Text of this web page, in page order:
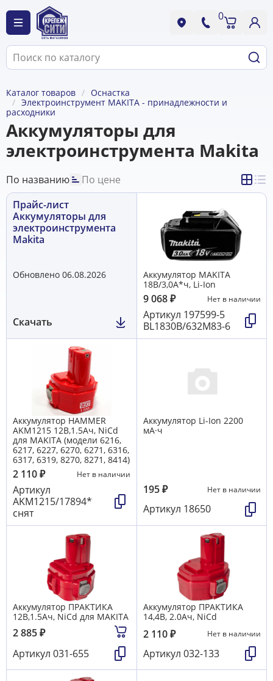
0
Каталог товаров
Оснастка
Электроинструмент MAKITA - принадлежности и
расходники
Аккумуляторы для
электроинструмента Makita
По названию
По цене
Прайс-лист
Аккумуляторы для
электроинструмента
Makita
Обновлено 06.08.2026
Скачать
Аккумулятор MAKITA
18В/3,0А*ч, Li-Ion
9 068₽ Нет в наличии
Артикул 197599-5
BL1830B/632M83-6
Аккумулятор HAMMER
AKМ1215 12B,1.5Aч, NiCd
для MAKITA (модели 6216,
6217, 6227, 6270, 6271, 6316,
6317, 6319, 8270, 8271, 8414)
2 110₽ Нет в наличии
Артикул
AKM1215/17894*
снят
Аккумулятор Li-Ion 2200
мА·ч
195₽ Нет в наличии
Артикул 18650
Аккумулятор ПРАКТИКА
12B,1.5Aч, NiCd для MAKITA
2 885₽
Артикул 031-655
Аккумулятор ПРАКТИКА
14,4B, 2.0Aч, NiCd
2 110₽ Нет в наличии
Артикул 032-133